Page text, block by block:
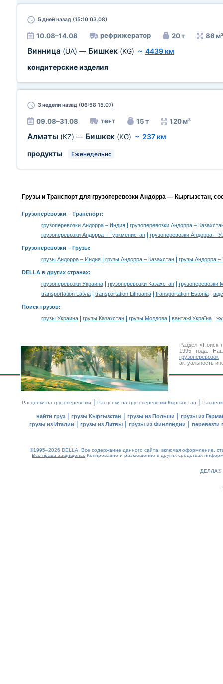
5 дней назад (15:10 03.08)
10.08–14.08 рефрижератор 20 т 86 м³
Винница (UA) — Бишкек (KG) ~ 4439 км
кондитерские изделия
3 недели назад (06:58 15.07)
09.08–31.08 тент 15 т 120 м³
Алматы (KZ) — Бишкек (KG) ~ 237 км
продукты
Еженедельно
Грузы и Транспорт для грузоперевозки Андорра — Кыргызстан,
Грузоперевозки – Транспорт:
грузоперевозки Андорра – Индия|
грузоперевозки Андорра –
грузоперевозки Андорра – Туркменистан| грузоперевозки Андорра –
Грузоперевозки – Грузы:
грузы Андорра – Индия| грузы Андорра – Казахстан| грузы Андорра –
DELLA в других странах:
грузоперевозки Украина| грузоперевозки Казахстан|
грузоперевозки
transportation Latvia| transportation Lithuania| transportation Estonia|
Поиск грузов:
грузы Украина| грузы Казахстан| грузы Молдова| вантажі Україна|
Раздел «Поиск
1995 года.
грузоперевозок
актуальность
Расценки на грузоперевозки | Расценки на грузоперевозки Кыргызстан |
найти груз| грузы Кыргызстан | грузы из Польши | грузы из
грузы из Италии | грузы из Литвы | грузы из Финляндии | перевезти
©1995–2026 DELLA. Все содержание данного сайта, включая оформление,
Все права защищены. Копирование и размещение в других средствах